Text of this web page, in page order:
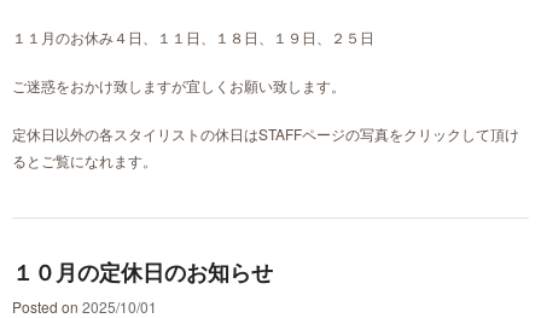
１１月のお休み４日、１１日、１８日、１９日、２５日
ご迷惑をおかけ致しますが宜しくお願い致します。
定休日以外の各スタイリストの休日はSTAFFページの写真をクリックして頂け
るとご覧になれます。
１０月の定休日のお知らせ
Posted on 2025/10/01